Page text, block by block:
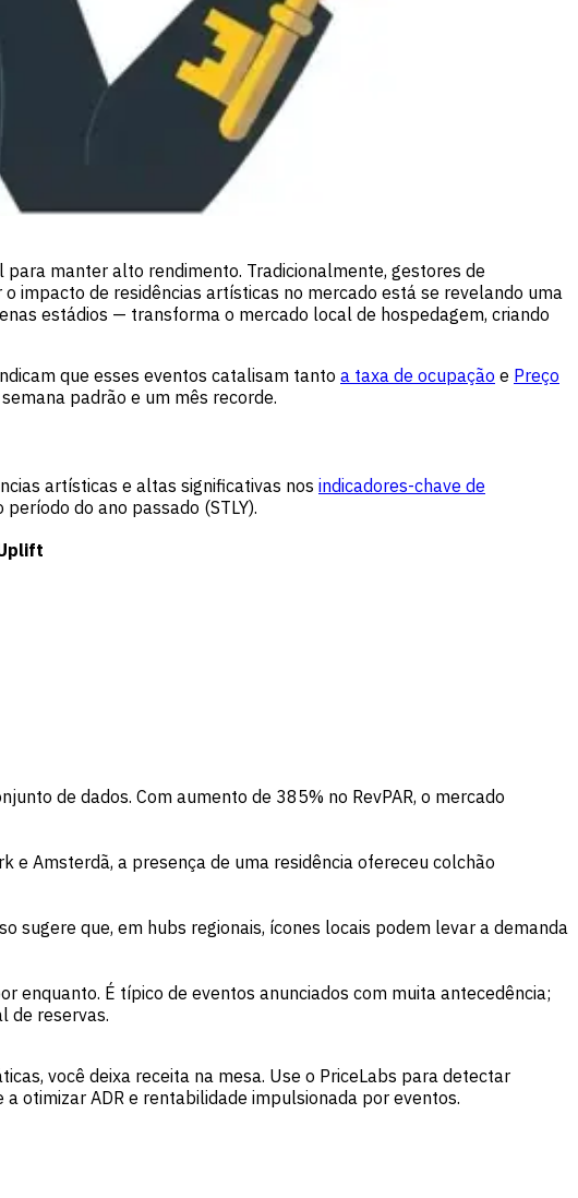
manter alto rendimento. Tradicionalmente, gestores de
impacto de residências artísticas no mercado está se revelando uma
estádios — transforma o mercado local de hospedagem, criando
que esses eventos catalisam tanto a taxa de ocupação e Preço
padrão e um mês recorde.
artísticas e altas significativas nos indicadores-chave de
do ano passado (STLY).
de dados. Com aumento de 385% no RevPAR, o mercado
e Amsterdã, a presença de uma residência ofereceu colchão
sugere que, em hubs regionais, ícones locais podem levar a demanda
É típico de eventos anunciados com muita antecedência;
de reservas.
você deixa receita na mesa. Use o PriceLabs para detectar
otimizar ADR e rentabilidade impulsionada por eventos.